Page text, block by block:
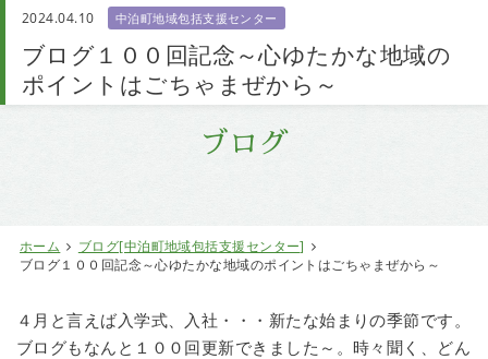
ブログ
ホーム
ブログ[中泊町地域包括支援センター]
ブログ１００回記念～心ゆたかな地域のポイントはごちゃまぜから～
2024.04.10 中泊町地域包括支援センター
ブログ１００回記念～心ゆたかな地域の
ポイントはごちゃまぜから～
４月と言えば入学式、入社・・・新たな始まりの季節です。
ブログもなんと１００回更新できました～。時々聞く、どん